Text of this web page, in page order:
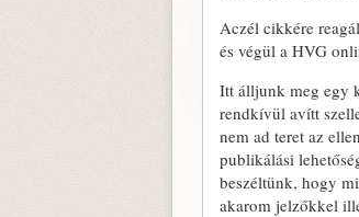
Aczél cikkére
és végül a HVG
Itt álljunk meg egy
rendkívül avítt
nem ad teret az
publikálási
beszéltünk, hogy
akarom jelzőkkel